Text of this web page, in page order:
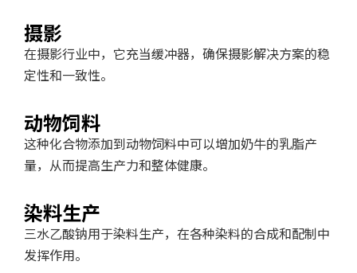
摄影
在摄影行业中，它充当缓冲器，确保摄影解决方案的稳
定性和一致性。
动物饲料
这种化合物添加到动物饲料中可以增加奶牛的乳脂产
量，从而提高生产力和整体健康。
染料生产
三水乙酸钠用于染料生产，在各种染料的合成和配制中
发挥作用。